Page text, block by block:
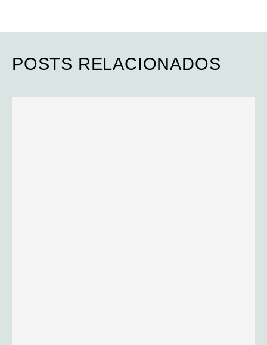
POSTS RELACIONADOS